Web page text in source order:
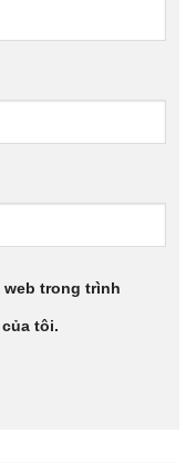
web trong trình
tôi.